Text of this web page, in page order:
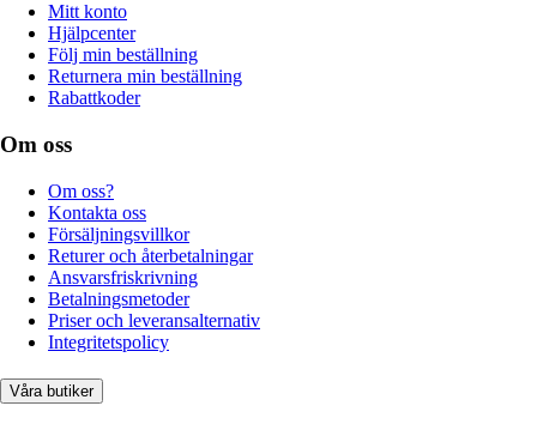
Mitt konto
Hjälpcenter
Följ min beställning
Returnera min beställning
Rabattkoder
Om oss
Om oss?
Kontakta oss
Försäljningsvillkor
Returer och återbetalningar
Ansvarsfriskrivning
Betalningsmetoder
Priser och leveransalternativ
Integritetspolicy
Våra butiker